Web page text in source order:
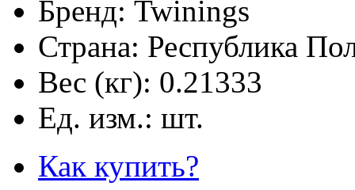
Бренд: Twinings
Страна: Республика
Вес (кг): 0.21333
Ед. изм.: шт.
Как купить?